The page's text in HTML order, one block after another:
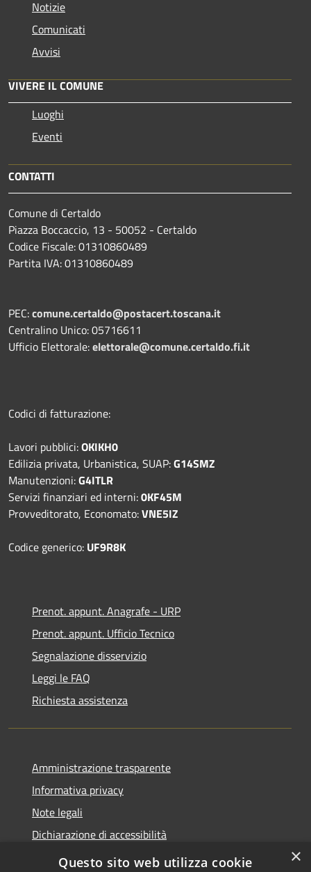
Notizie
Comunicati
Avvisi
VIVERE IL COMUNE
Luoghi
Eventi
CONTATTI
Comune di Certaldo
Piazza Boccaccio, 13 - 50052 - Certaldo
Codice Fiscale: 01310860489
Partita IVA: 01310860489
PEC:comune.certaldo@postacert.toscana.it
Centralino Unico: 05716611
Ufficio Elettorale:elettorale@comune.certaldo.fi.it
Codici di fatturazione:
Lavori pubblici:OKIKH0
Edilizia privata, Urbanistica, SUAP:G14SMZ
Manutenzioni:G4ITLR
Servizi finanziari ed interni:0KF45M
Provveditorato, Economato:VNE5IZ
Codice generico: UF9R8K
Prenot. appunt. Anagrafe - URP
Prenot. appunt. Ufficio Tecnico
Segnalazione disservizio
Leggi le FAQ
Richiesta assistenza
Amministrazione trasparente
Informativa privacy
Note legali
Dichiarazione di accessibilità
Whistleblowing
×
Questo sito web utilizza cookie